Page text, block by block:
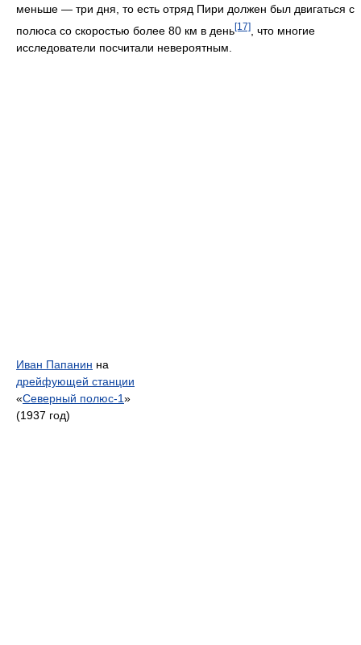
меньше — три дня, то есть отряд Пири должен был двигаться с
полюса со скоростью более 80 км в день[17]
, что многие
исследователи посчитали невероятным.
Иван Папанин на
дрейфующей станции
«Северный полюс-1»
(1937 год)